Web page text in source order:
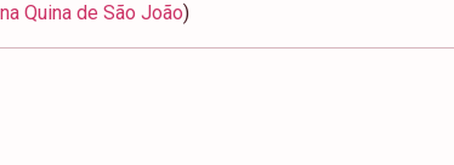
Quina de São João)